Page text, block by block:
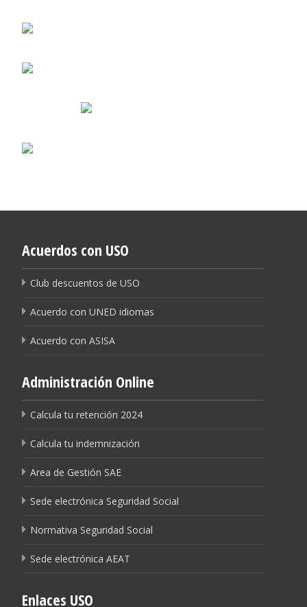
Acuerdos con USO
Club descuentos de USO
Acuerdo con UNED idiomas
Acuerdo con ASISA
Administración Online
Calcula tu retención 2024
Calcula tu indemnización
Area de Gestión SAE
Sede electrónica Seguridad Social
Normativa Seguridad Social
Sede electrónica AEAT
Enlaces USO